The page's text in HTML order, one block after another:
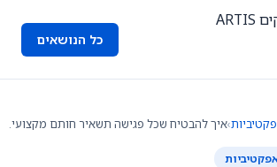
כל הנושאים
›איך להבטיח שכל פגישה תשאיר חותם מקצועי.